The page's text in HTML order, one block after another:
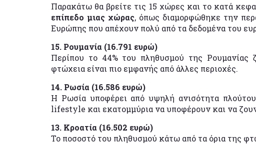
Παρακάτω θα βρείτε τις 15 χώρες και το κατά
επίπεδο μιας χώρας, όπως διαμορφώθηκε την
Ευρώπης που απέχουν πολύ από τα δεδομένα του
15. Ρουμανία (16.791 ευρώ)
Περίπου το 44% του πληθυσμού της Ρουμανίας
φτώχεια είναι πιο εμφανής από άλλες περιοχές.
14. Ρωσία (16.586 ευρώ)
Η Ρωσία υποφέρει από υψηλή ανισότητα
lifestyle και εκατομμύρια να υποφέρουν και να
13. Κροατία (16.502 ευρώ)
Το ποσοστό του πληθυσμού κάτω από τα όρια της